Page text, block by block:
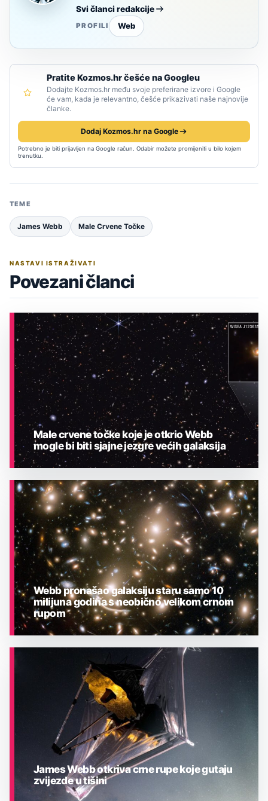
Svi članci redakcije
PROFILI Web
Pratite Kozmos.hr češće na Googleu
Dodajte Kozmos.hr među svoje preferirane izvore i Google
će vam, kada je relevantno, češće prikazivati naše najnovije
članke.
Dodaj Kozmos.hr na Google
Potrebno je biti prijavljen na Google račun. Odabir možete promijeniti u bilo kojem
trenutku.
TEME
James Webb Male Crvene Točke
NASTAVI ISTRAŽIVATI
Povezani članci
ASTRONOMIJA
Male crvene točke koje je otkrio Webb
mogle bi biti sjajne jezgre većih galaksija
ASTRONOMIJA
Webb pronašao galaksiju staru samo 10
milijuna godina s neobično velikom crnom
rupom
James Webb otkriva crne rupe koje gutaju
zvijezde u tišini